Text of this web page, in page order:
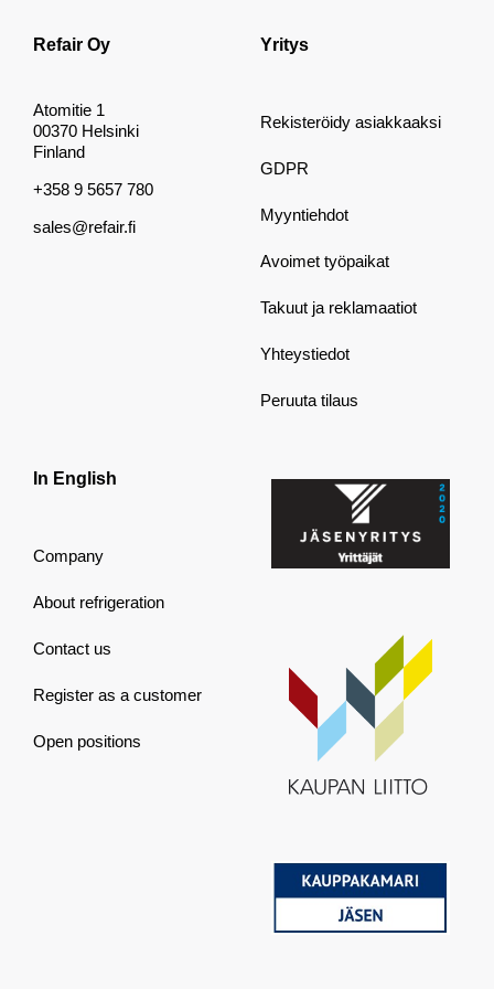
Refair Oy
Atomitie 1
00370 Helsinki
Finland
+358 9 5657 780
sales@refair.fi
Yritys
Rekisteröidy asiakkaaksi
GDPR
Myyntiehdot
Avoimet työpaikat
Takuut ja reklamaatiot
Yhteystiedot
Peruuta tilaus
In English
Company
About refrigeration
Contact us
Register as a customer
Open positions